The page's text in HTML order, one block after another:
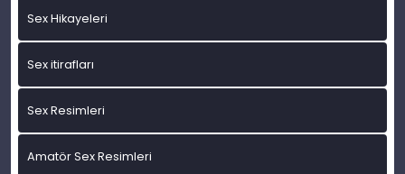
Sex Hikayeleri
Sex itirafları
Sex Resimleri
Amatör Sex Resimleri